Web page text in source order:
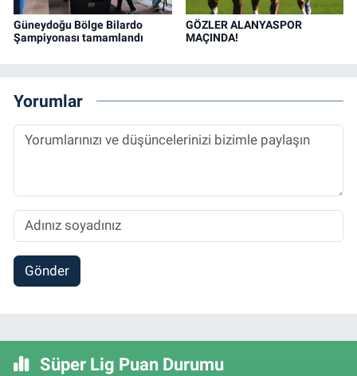
Güneydoğu Bölge Bilardo
Şampiyonası tamamlandı
GÖZLER ALANYASPOR
MAÇINDA!
Yorumlar
Gönder
Süper Lig Puan Durumu